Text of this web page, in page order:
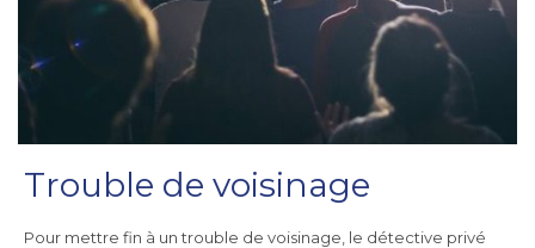
Trouble de voisinage
Pour mettre fin à un trouble de voisinage, le détective privé